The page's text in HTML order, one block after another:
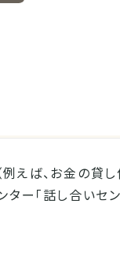
ば、お金の貸し
「話し合いセン